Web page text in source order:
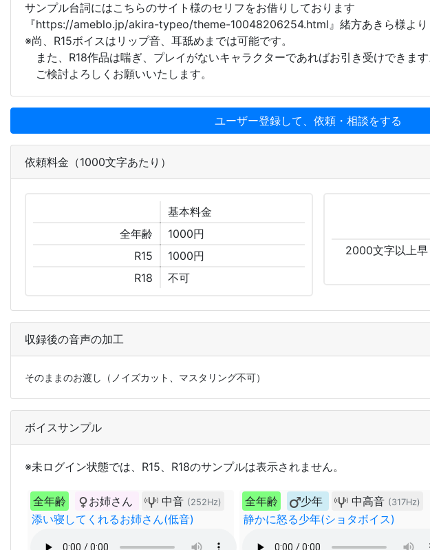
サンプル台詞にはこちらのサイト様のセリフをお借りしております
『https://ameblo.jp/akira-typeo/theme-10048206254.html』緒方あきら様より
※尚、R15ボイスはリップ音、耳舐めまでは可能です。
また、R18作品は喘ぎ、プレイがないキャラクターであればお引き受けできます
ご検討よろしくお願いいたします。
ユーザー登録して、依頼・相談をする
依頼料金（1000文字あたり）
基本料金
全年齢
1000円
R15
1000円
R18
不可
2000文字以上早
収録後の音声の加工
そのままのお渡し（ノイズカット、マスタリング不可）
ボイスサンプル
※未ログイン状態では、R15、R18のサンプルは表示されません。
全年齢 お姉さん 中音 (252Hz)
添い寝してくれるお姉さん(低音)
全年齢 少年 中高音 (317Hz)
静かに怒る少年(ショタボイス)